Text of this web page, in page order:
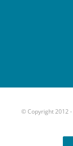
© Copyright 2012 -